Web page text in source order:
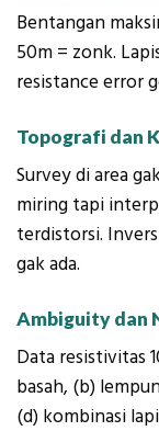
Bentangan
50m = zonk.
resistance error
Topografi dan
Survey di area
miring tapi
terdistorsi.
gak ada.
Ambiguity dan
Data resistivitas
basah, (b)
(d) kombinasi